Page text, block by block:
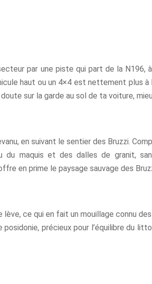
par une piste qui part de la
haut ou un 4×4 est nettement plus à
sur la garde au sol de ta voiture,
en suivant le sentier des Bruzzi.
du maquis et des dalles de granit,
en prime le paysage sauvage des
ce qui en fait un mouillage connu
précieux pour l’équilibre du